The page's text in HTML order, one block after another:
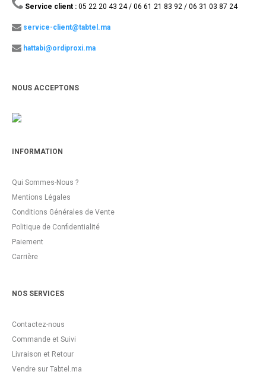
Service client : 05 22 20 43 24 / 06 61 21 83 92 / 06 31 03 87 24
service-client@tabtel.ma
hattabi@ordiproxi.ma
NOUS ACCEPTONS
INFORMATION
Qui Sommes-Nous ?
Mentions Légales
Conditions Générales de Vente
Politique de Confidentialité
Paiement
Carrière
NOS SERVICES
Contactez-nous
Commande et Suivi
Livraison et Retour
Vendre sur Tabtel.ma